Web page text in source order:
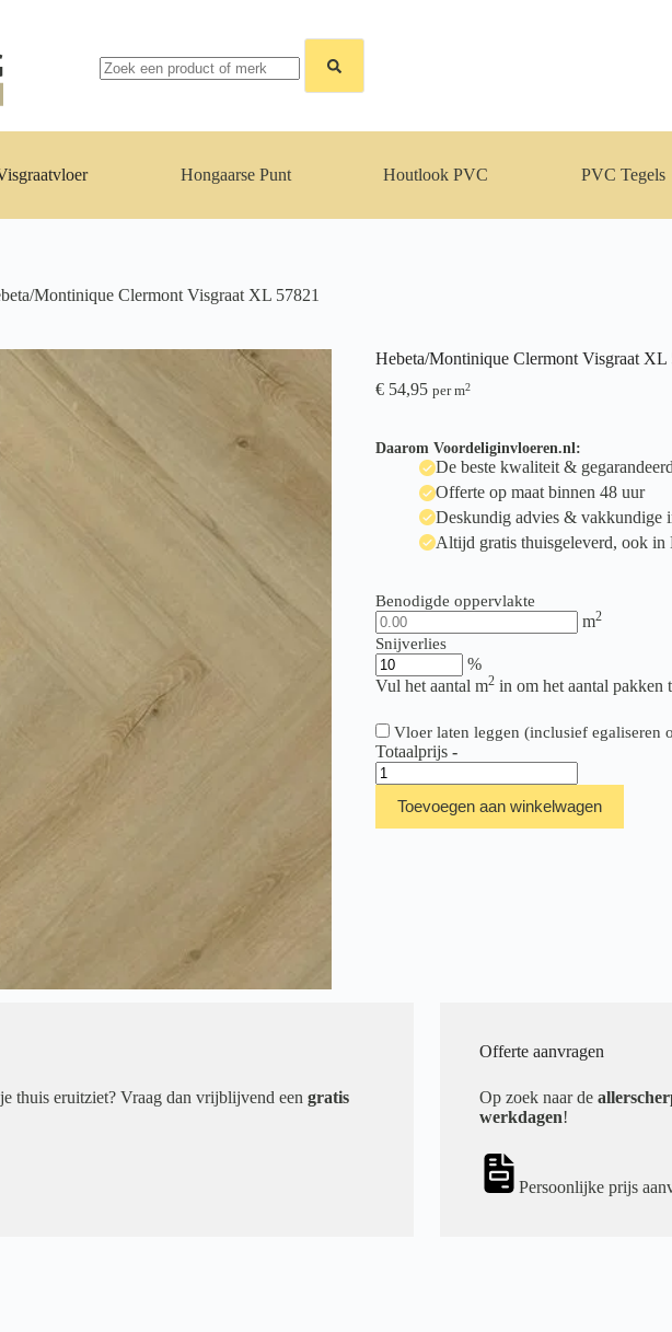
resultaten
Hongaarse Punt Houtlook PVC PVC Tegels
Montinique Clermont Visgraat XL 57821
Hebeta/Montinique Clermont Visgraat XL
€54,95 per m2
Daarom Voordeliginvloeren.nl:
De beste kwaliteit &
Offerte op maat binnen 48 uur
Deskundig advies & vakkundige
Altijd gratis thuisgeleverd, ook in
Benodigde oppervlakte
m2
Snijverlies
%
Vul het aantal m2in om het aantal pakken
Vloer laten leggen (inclusief egaliseren
Totaalprijs -
Hebeta/Montinique
Clermont
Visgraat
XL
Toevoegen aan winkelwagen
thuis eruitziet? Vraag dan vrijblijvend een gratis
Offerte aanvragen
Op zoek naar de
werkdagen!
Persoonlijke prijs